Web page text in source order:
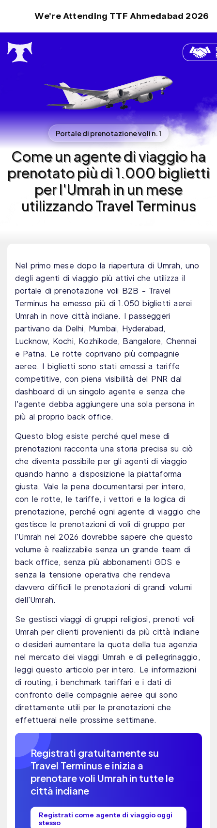
We're Attending TTF Ahmedabad 2026
Portale di prenotazione voli n. 1
Come un agente di viaggio ha
prenotato più di 1.000 biglietti
per l'Umrah in un mese
utilizzando Travel Terminus
Nel primo mese dopo la riapertura di Umrah, uno
degli agenti di viaggio più attivi che utilizza il
portale di prenotazione voli B2B - Travel
Terminus ha emesso più di 1.050 biglietti aerei
Umrah in nove città indiane. I passeggeri
partivano da Delhi, Mumbai, Hyderabad,
Lucknow, Kochi, Kozhikode, Bangalore, Chennai
e Patna. Le rotte coprivano più compagnie
aeree. I biglietti sono stati emessi a tariffe
competitive, con piena visibilità del PNR dal
dashboard di un singolo agente e senza che
l'agente debba aggiungere una sola persona in
più al proprio back office.
Questo blog esiste perché quel mese di
prenotazioni racconta una storia precisa su ciò
che diventa possibile per gli agenti di viaggio
quando hanno a disposizione la piattaforma
giusta. Vale la pena documentarsi per intero,
con le rotte, le tariffe, i vettori e la logica di
prenotazione, perché ogni agente di viaggio che
gestisce le prenotazioni di voli di gruppo per
l'Umrah nel 2026 dovrebbe sapere che questo
volume è realizzabile senza un grande team di
back office, senza più abbonamenti GDS e
senza la tensione operativa che rendeva
davvero difficili le prenotazioni di grandi volumi
dell'Umrah.
Se gestisci viaggi di gruppi religiosi, prenoti voli
Umrah per clienti provenienti da più città indiane
o desideri aumentare la quota della tua agenzia
nel mercato dei viaggi Umrah e di pellegrinaggio,
leggi questo articolo per intero. Le informazioni
di routing, i benchmark tariffari e i dati di
confronto delle compagnie aeree qui sono
direttamente utili per le prenotazioni che
effettuerai nelle prossime settimane.
Registrati gratuitamente su
Travel Terminus e inizia a
prenotare voli Umrah in tutte le
città indiane
Registrati come agente di viaggio oggi
stesso